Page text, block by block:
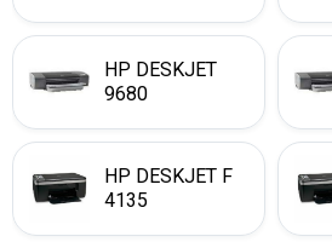
HP DESKJET
9680
HP DESKJET F
4135